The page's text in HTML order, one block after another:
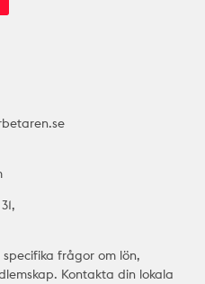
frågor om lön,
Kontakta din lokala